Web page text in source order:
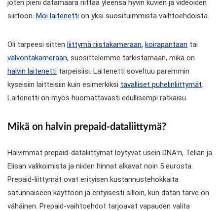
joten pieni datamäärä riittää yleensä hyvin kuvien ja videoiden
siirtoon. Moi laitenetti on yksi suosituimmista vaihtoehdoista.
Oli tarpeesi sitten liittymä riistakameraan, koirapantaan tai
valvontakameraan, suosittelemme tarkistamaan, mikä on
halvin laitenetti tarpeisiisi. Laitenetti soveltuu paremmin
kyseisiin laitteisiin kuin esimerkiksi tavalliset puhelinliittymät.
Laitenetti on myös huomattavasti edullisempi ratkaisu.
Mikä on halvin prepaid-dataliittymä?
Halvimmat prepaid-dataliittymät löytyvät usein DNA:n, Telian ja
Elisan valikoimista ja niiden hinnat alkavat noin 5 eurosta.
Prepaid-liittymät ovat erityisen kustannustehokkaita
satunnaiseen käyttöön ja erityisesti silloin, kun datan tarve on
vähäinen. Prepaid-vaihtoehdot tarjoavat vapauden valita